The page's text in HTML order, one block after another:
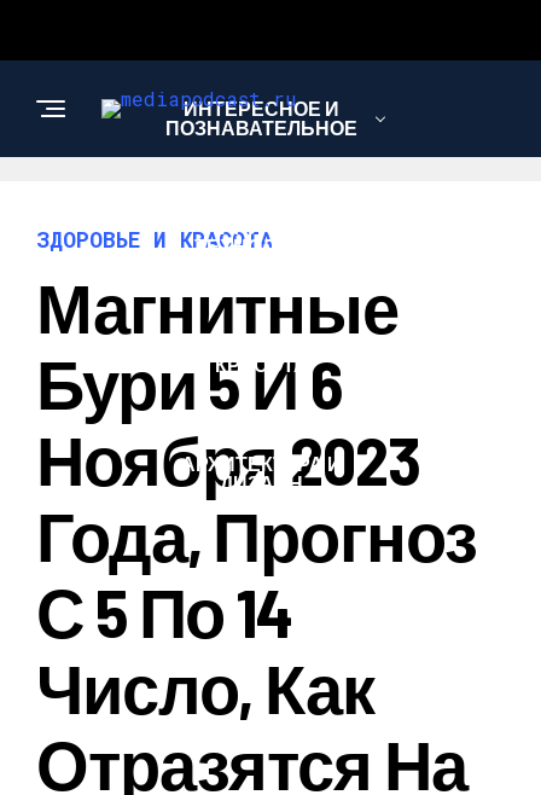
ИНТЕРЕСНОЕ И
ПОЗНАВАТЕЛЬНОЕ
НАУКА И
ТЕХНОЛОГИИ
КРАСОТА
АРХИТЕКТУРА И
ДИЗАЙН
ЗДОРОВЬЕ И КРАСОТА
Магнитные
Бури 5 И 6
Ноября 2023
Года, Прогноз
С 5 По 14
Число, Как
Отразятся На